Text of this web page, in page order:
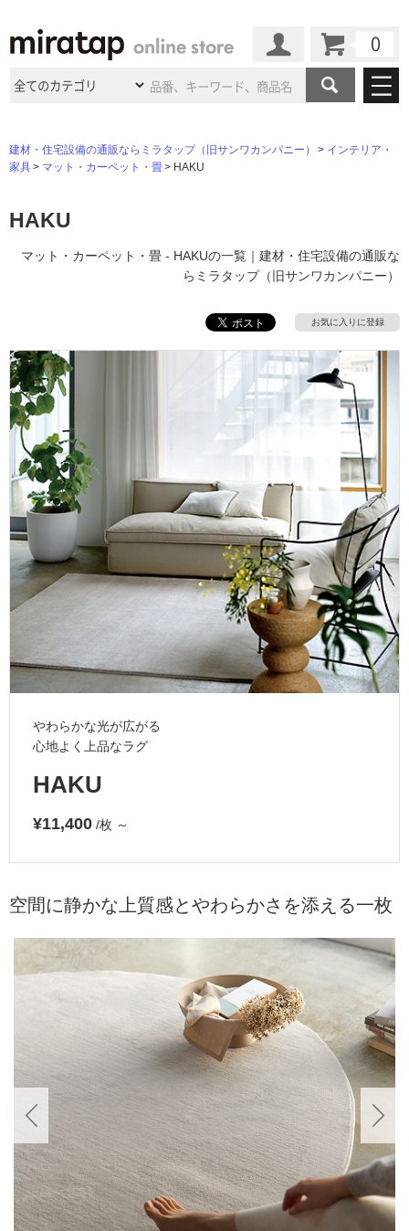
商品カテゴリ
キッチン
ム）・トイレ
建具・玄関
ウッドデッキ フローリング・床材
収納 インテリア・家具
照明 ペット用品
内装用建材 パネル・壁材
ロートアイアン 天然石・石材
メンテナンス・施工材 新商品
施工事例
施工事例
ミラタップ のあるくらし お客様訪問インタビュー
ショールームのご案内 東京ショールーム
名古屋ショールーム 京都ショールーム
福岡 ショールーム 札幌スマートショールー
ム
横浜スマート
ショールー
ム
HDC
BOX
初めての方へ
よくある質問 お問い合わせ
修理お問い合わせ クレーム公開
説明書・図面検索 水まわり 3年保証
お役立ち情報 住まいのスタイリング
アイデア
ミラタップチャンネル
オンライン相談
その他サービス
ミラタップと
ASOLIE
工事会社紹介Coziコンシ
ェルジュ
自分らしい家づくり
SUVACO
最高のリノベ会社がみつ
かるリノベりす
建材・住宅設備の通販ならミラタップ（旧サンワカンパニー）
インテリア・
家具
マット・カーペット・畳 HAKU
HAKU
マット・カーペット・畳 - HAKUの一覧｜建材・住宅設備の通販な
らミラタップ（旧サンワカンパニー）
お気に入りに登録
やわらかな光が広がる
心地よく上品なラグ
HAKU
¥11,400 /枚 ～
空間に静かな上質感とやわらかさを添える一枚